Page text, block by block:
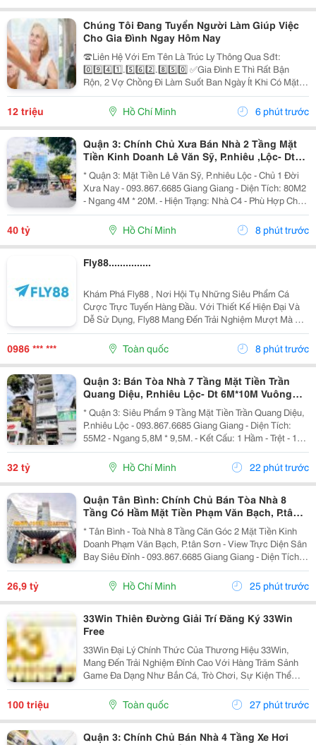
Chúng Tôi Đang Tuyển Người Làm Giúp Việc
Cho Gia Đình Ngay Hôm Nay
☎️Liên Hệ Với Em Tên Là Trúc Ly Thông Qua Sđt:
0️⃣9️⃣4️⃣1️⃣.5️⃣6️⃣2️⃣.8️⃣5️⃣0️⃣ ✅Gia Đình E Thì Rất Bận
Rộn, 2 Vợ Chồng Đi Làm Suốt Ban Ngày Ít Khi Có Mặt Ở
Nhà. Nhưng Nhà Lại Có 1 Bà Cụ Đau Yếu Và 1 Bé Nhỏ
Năm Nay Đã Gần 2 Tuổi Vì Vậy Để Có Thể An...
12 triệu Hồ Chí Minh 6 phút trước
Quận 3: Chính Chủ Xưa Bán Nhà 2 Tầng Mặt
Tiền Kinh Doanh Lê Văn Sỹ, P.nhiêu ,Lộc- Dt
80M2 Ngang 4M*20M Sh Vuông Vức- Phù Hợp
Khách Xây Mới
* Quận 3: Mặt Tiền Lê Văn Sỹ, P.nhiêu Lộc - Chủ 1 Đời
Xưa Nay - 093.867.6685 Giang Giang - Diện Tích: 80M2
- Ngang 4M * 20M. - Hiện Trạng: Nhà C4 - Phù Hợp Chủ
Mới Xây Theo Công Năng. - Sổ Hồng Vuông Đẹp. - Chủ
Chào: 40T. * Giang Giang:...
40 tỷ Hồ Chí Minh 8 phút trước
Fly88...............
Khám Phá Fly88 , Nơi Hội Tụ Những Siêu Phẩm Cá
Cược Trực Tuyến Hàng Đầu. Với Thiết Kế Hiện Đại Và
Dễ Sử Dụng, Fly88 Mang Đến Trải Nghiệm Mượt Mà Dù
Bạn Chơi Trên Điện Thoại Hay Máy Tính. Điểm Tựa
Niềm Tin Của Người Chơi Nằm Ở Hệ Thống Thanh
Toán Rõ...
0986 *** *** Toàn quốc 8 phút trước
Quận 3: Bán Tòa Nhà 7 Tầng Mặt Tiền Trần
Quang Diệu, P.nhiêu Lộc- Dt 6M*10M Vuông
Đẹp- Nhà 2 Mt Thoáng- Chính Chủ Chào Giá
Chỉ 32T
* Quận 3: Siêu Phẩm 9 Tầng Mặt Tiền Trần Quang Diệu,
P.nhiêu Lộc - 093.867.6685 Giang Giang - Diện Tích:
55M2 - Ngang 5,8M * 9,5M. - Kết Cấu: 1 Hầm - Trệt - 1
Lửng - 5 Tầng - Sân Thượng - Thang Máy. + Tầng Hầm:
Kinh Doanh Giặt Sấy. + Tầng Trệt -...
32 tỷ Hồ Chí Minh 22 phút trước
Quận Tân Bình: Chính Chủ Bán Tòa Nhà 8
Tầng Có Hầm Mặt Tiền Phạm Văn Bạch, P.tân
Sơn- View Trực Diện Ngắm Máy Bay Đỉnh- Dt
* Tân Bình - Toà Nhà 8 Tầng Căn Góc 2 Mặt Tiền Kinh
Doanh Phạm Văn Bạch, P.tân Sơn - View Trực Diện Sân
Bay Siêu Đỉnh - 093.867.6685 Giang Giang - Diện Tích:
88,4M2 - Ngang 7,5M * 21M. - Kết Cấu: 1 Hầm - 1 Lửng -
6 Tầng - Sân Thượng - Thang Máy...
26,9 tỷ Hồ Chí Minh 25 phút trước
33Win Thiên Đường Giải Trí Đăng Ký 33Win
Free
33Win Đại Lý Chính Thức Của Thương Hiệu 33Win,
Mang Đến Trải Nghiệm Đỉnh Cao Với Hàng Trăm Sảnh
Game Đa Dạng Như Bắn Cá, Trò Chơi, Sự Kiện Thể
Thao, Xổ Số, Game Bài Và Hơn Thế Nữa. Người Chơi
Còn Nhận Được Nhiều Ưu Đãi Hấp Dẫn Và Phần
Thưởng Giá Trị....
100 triệu Toàn quốc 27 phút trước
Quận 3: Chính Chủ Bán Nhà 4 Tầng Xe Hơi